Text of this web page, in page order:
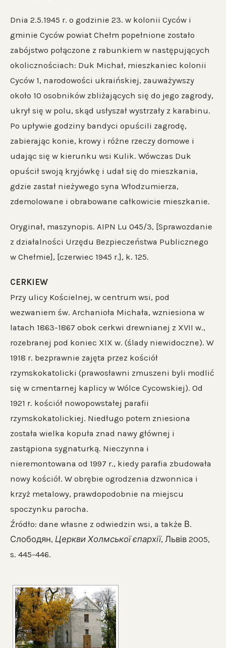
Dnia 2.5.1945 r. o godzinie 23. w kolonii Cyców i
gminie Cyców powiat Chełm popełnione zostało
zabójstwo połączone z rabunkiem w następujących
okolicznościach: Duk Michał, mieszkaniec kolonii
Cyców 1, narodowości ukraińskiej, zauważywszy
około 10 osobników zbliżających się do jego zagrody,
ukrył się w polu, skąd usłyszał wystrzały z karabinu.
Po upływie godziny bandyci opuścili zagrodę,
zabierając konie, krowy i różne rzeczy domowe i
udając się w kierunku wsi Kulik. Wówczas Duk
opuścił swoją kryjówkę i udał się do mieszkania,
gdzie zastał nieżywego syna Włodzumierza,
zdemolowane i obrabowane całkowicie mieszkanie.
Oryginał, maszynopis. AIPN Lu 045/3, [Sprawozdanie
z działalności Urzędu Bezpieczeństwa Publicznego
w Chełmie], [czerwiec 1945 r.], k. 125.
CERKIEW
Przy ulicy Kościelnej, w centrum wsi, pod
wezwaniem św. Archanioła Michała, wzniesiona w
latach 1863-1867 obok cerkwi drewnianej z XVII w.,
rozebranej pod koniec XIX w. (ślady niewidoczne). W
1918 r. bezprawnie zajęta przez kościół
rzymskokatolicki (prawosławni zmuszeni byli modlić
się w cmentarnej kaplicy w Wólce Cycowskiej). Od
1921 r. kościół nowopowstałej parafii
rzymskokatolickiej. Niedługo potem zniesiona
została wielka kopuła znad nawy głównej i
zastąpiona sygnaturką. Nieczynna i
nieremontowana od 1997 r., kiedy parafia zbudowała
nowy kościół. W obrębie ogrodzenia dzwonnica i
krzyż metalowy, prawdopodobnie na miejscu
spoczynku parocha.
Źródło: dane własne z odwiedzin wsi, a także В.
Слободян, Церкви Холмської єпархії, Львів 2005,
s. 445-446.